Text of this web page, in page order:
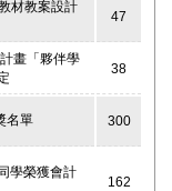
材教案設計
47
畫「夥伴學
38
名單 300
學榮獲會計
162